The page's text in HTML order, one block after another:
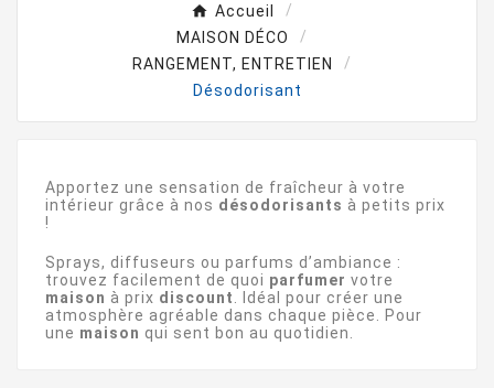
Accueil
MAISON DÉCO
RANGEMENT, ENTRETIEN
Désodorisant
Apportez une sensation de fraîcheur à votre
intérieur grâce à nos désodorisants à petits prix
!
Sprays, diffuseurs ou parfums d’ambiance :
trouvez facilement de quoi parfumer votre
maison à prix discount
. Idéal pour créer une
atmosphère agréable dans chaque pièce. Pour
une maison qui sent bon au quotidien.